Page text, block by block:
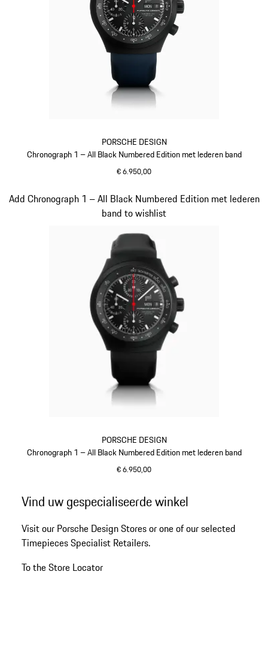
PORSCHE DESIGN
Chronograph 1 – All Black Numbered Edition met lederen band
€ 6.950,00
PORSCHE DESIGN
Chronograph 1 – All Black Numbered Edition met lederen band
€ 6.950,00
Add Chronograph 1 – All Black Numbered Edition met lederen
band to wishlist
Dia 5 van 5
terug
het
begin
van
Vind uw gespecialiseerde winkel
Visit our Porsche Design Stores or one of our selected
Timepieces Specialist Retailers.
To the Store Locator